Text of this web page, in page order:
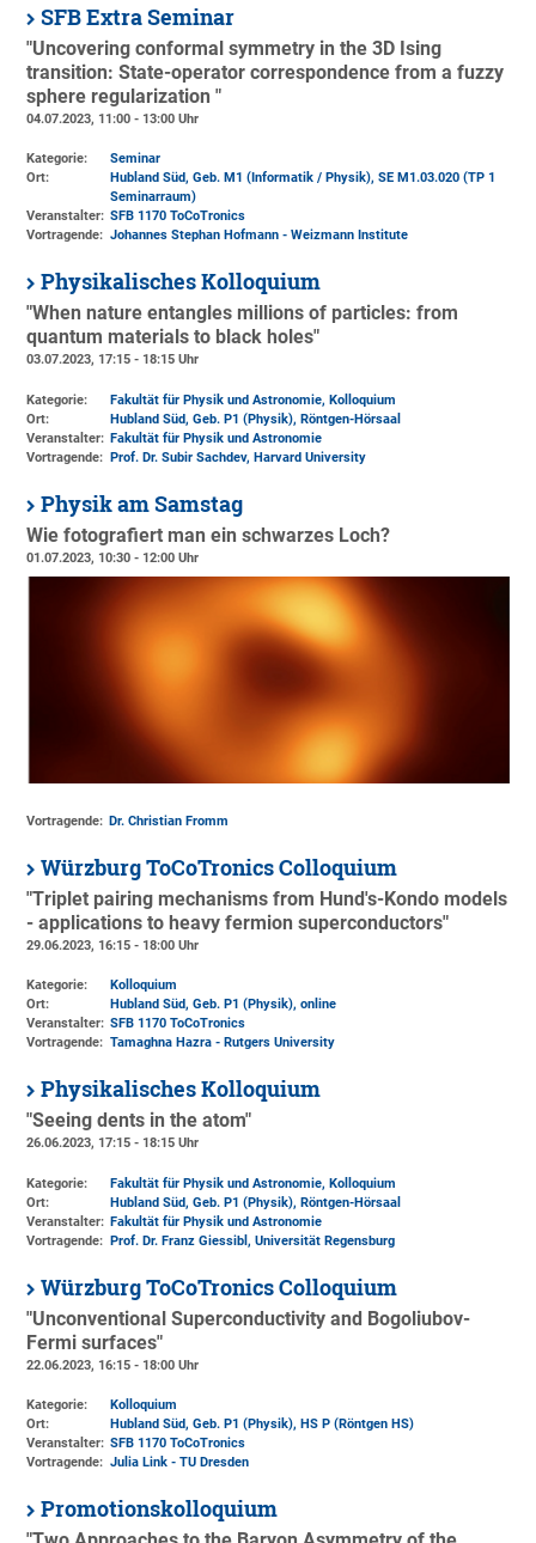
SFB Extra Seminar
"Uncovering conformal symmetry in the 3D Ising
transition: State-operator correspondence from a fuzzy
sphere regularization "
04.07.2023, 11:00 - 13:00 Uhr
Kategorie:
Seminar
Ort:
Hubland Süd, Geb. M1 (Informatik / Physik), SE M1.03.020 (TP 1
Seminarraum)
Veranstalter: SFB 1170 ToCoTronics
Vortragende: Johannes Stephan Hofmann - Weizmann Institute
Physikalisches Kolloquium
"When nature entangles millions of particles: from
quantum materials to black holes"
03.07.2023, 17:15 - 18:15 Uhr
Kategorie:
Fakultät für Physik und Astronomie, Kolloquium
Ort:
Hubland Süd, Geb. P1 (Physik), Röntgen-Hörsaal
Veranstalter: Fakultät für Physik und Astronomie
Vortragende: Prof. Dr. Subir Sachdev, Harvard University
Physik am Samstag
Wie fotografiert man ein schwarzes Loch?
01.07.2023, 10:30 - 12:00 Uhr
Vortragende: Dr. Christian Fromm
Würzburg ToCoTronics Colloquium
"Triplet pairing mechanisms from Hund's-Kondo models
- applications to heavy fermion superconductors"
29.06.2023, 16:15 - 18:00 Uhr
Kategorie:
Kolloquium
Ort:
Hubland Süd, Geb. P1 (Physik), online
Veranstalter: SFB 1170 ToCoTronics
Vortragende: Tamaghna Hazra - Rutgers University
Physikalisches Kolloquium
"Seeing dents in the atom"
26.06.2023, 17:15 - 18:15 Uhr
Kategorie:
Fakultät für Physik und Astronomie, Kolloquium
Ort:
Hubland Süd, Geb. P1 (Physik), Röntgen-Hörsaal
Veranstalter: Fakultät für Physik und Astronomie
Vortragende: Prof. Dr. Franz Giessibl, Universität Regensburg
Würzburg ToCoTronics Colloquium
"Unconventional Superconductivity and Bogoliubov-
Fermi surfaces"
22.06.2023, 16:15 - 18:00 Uhr
Kategorie:
Kolloquium
Ort:
Hubland Süd, Geb. P1 (Physik), HS P (Röntgen HS)
Veranstalter: SFB 1170 ToCoTronics
Vortragende: Julia Link - TU Dresden
Promotionskolloquium